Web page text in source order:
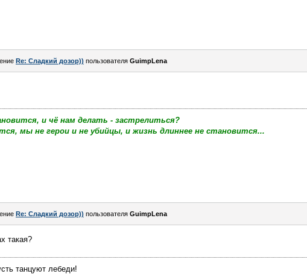
Re: Сладкий дозор)) пользователя GuimpLena
и чё нам делать - застрелиться?
мы не герои и не убийцы, и жизнь длиннее не становится...
Re: Сладкий дозор)) пользователя GuimpLena
такая?
танцуют лебеди!